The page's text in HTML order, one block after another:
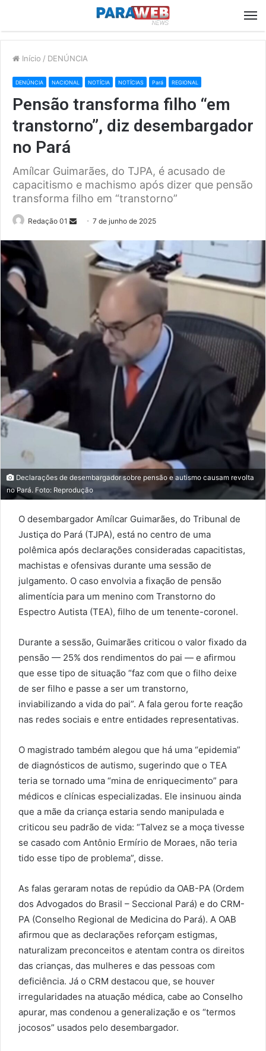
Início / DENÚNCIA
DENÚNCIA NACIONAL NOTÍCIA NOTÍCIAS Pará REGIONAL
Pensão transforma filho “em
transtorno”, diz desembargador
no Pará
Amílcar Guimarães, do TJPA, é acusado de
capacitismo e machismo após dizer que pensão
transforma filho em “transtorno”
Redação 01
Send
email
7 de junho de 2025
Declarações de desembargador sobre pensão e autismo causam revolta
no Pará. Foto: Reprodução
O desembargador Amílcar Guimarães, do Tribunal de
Justiça do Pará (TJPA), está no centro de uma
polêmica após declarações consideradas capacitistas,
machistas e ofensivas durante uma sessão de
julgamento. O caso envolvia a fixação de pensão
alimentícia para um menino com Transtorno do
Espectro Autista (TEA), filho de um tenente-coronel.
Durante a sessão, Guimarães criticou o valor fixado da
pensão — 25% dos rendimentos do pai — e afirmou
que esse tipo de situação “faz com que o filho deixe
de ser filho e passe a ser um transtorno,
inviabilizando a vida do pai”. A fala gerou forte reação
nas redes sociais e entre entidades representativas.
O magistrado também alegou que há uma “epidemia”
de diagnósticos de autismo, sugerindo que o TEA
teria se tornado uma “mina de enriquecimento” para
médicos e clínicas especializadas. Ele insinuou ainda
que a mãe da criança estaria sendo manipulada e
criticou seu padrão de vida: “Talvez se a moça tivesse
se casado com Antônio Ermírio de Moraes, não teria
tido esse tipo de problema”, disse.
As falas geraram notas de repúdio da OAB-PA (Ordem
dos Advogados do Brasil – Seccional Pará) e do CRM-
PA (Conselho Regional de Medicina do Pará). A OAB
afirmou que as declarações reforçam estigmas,
naturalizam preconceitos e atentam contra os direitos
das crianças, das mulheres e das pessoas com
deficiência. Já o CRM destacou que, se houver
irregularidades na atuação médica, cabe ao Conselho
apurar, mas condenou a generalização e os “termos
jocosos” usados pelo desembargador.